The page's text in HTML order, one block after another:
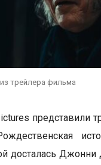
трейлера фильма
представили
досталась Джонни